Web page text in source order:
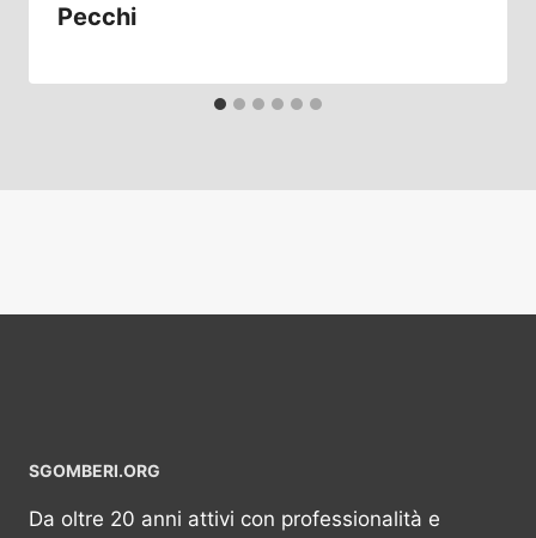
Pecchi
SGOMBERI.ORG
Da oltre 20 anni attivi con professionalità e